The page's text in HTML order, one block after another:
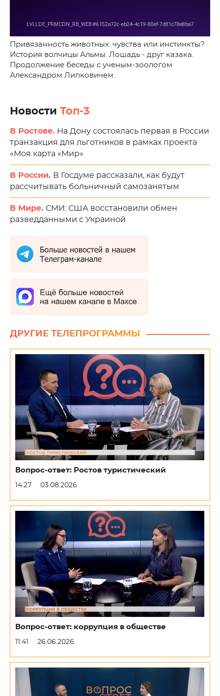
Привязанность животных: чувства или инстинкты?
История волчицы Альмы. Лошадь - друг казака.
Продолжение беседы с ученым-зоологом
Александром Липковичем.
Новости Топ-3
В Ростове. На Дону состоялась первая в России
транзакция для льготников в рамках проекта
«Моя карта «Мир»
В России. В Госдуме рассказали, как будут
рассчитывать больничный самозанятым
В Мире. СМИ: США восстановили обмен
разведданными с Украиной
ДРУГИЕ ТЕЛЕПРОГРАММЫ
Вопрос-ответ: Ростов туристический
14:27 03.08.2026
Вопрос-ответ: коррупция в обществе
11:41 26.06.2026